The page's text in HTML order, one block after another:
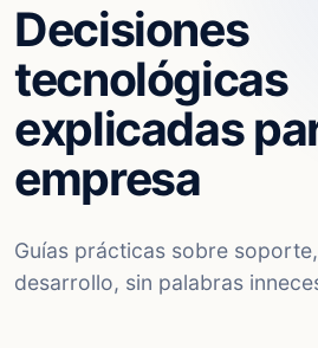
Decisiones
tecnológicas
explicadas
empresa
Guías prácticas sobre
desarrollo, sin palabras